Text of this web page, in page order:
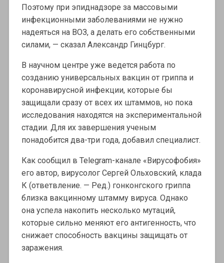
Поэтому при эпиднадзоре за массовыми
инфекционными заболеваниями не нужно
надеяться на ВОЗ, а делать его собственными
силами, — сказал Александр Гинцбург.
В научном центре уже ведется работа по
созданию универсальных вакцин от гриппа и
коронавирусной инфекции, которые бы
защищали сразу от всех их штаммов, но пока
исследования находятся на экспериментальной
стадии. Для их завершения ученым
понадобится два-три года, добавил специалист.
Как сообщил в Telegram-канале «Вирусофобия»
его автор, вирусолог Сергей Ольховский, клада
К (ответвление. — Ред.) гонконгского гриппа
близка вакцинному штамму вируса. Однако
она успела накопить несколько мутаций,
которые сильно меняют его антигенность, что
снижает способность вакцины защищать от
заражения.